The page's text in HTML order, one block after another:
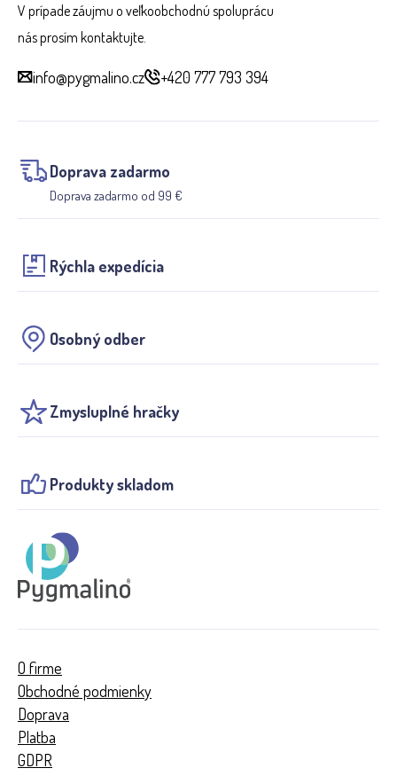
V prípade záujmu o veľkoobchodnú spoluprácu
nás prosím kontaktujte.
info@pygmalino.cz +420 777 793 394
Doprava zadarmo
Doprava zadarmo od 99 €
Rýchla expedícia
Osobný odber
Zmysluplné hračky
Produkty skladom
O firme
Obchodné podmienky
Doprava
Platba
GDPR